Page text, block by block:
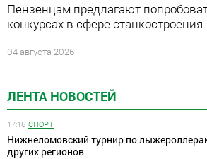
ЛЕНТА НОВОСТЕЙ
17:16 СПОРТ
Нижнеломовский турнир по
других регионов
Пензенцам предлагают
конкурсах в сфере станкостроения
04 августа 2026